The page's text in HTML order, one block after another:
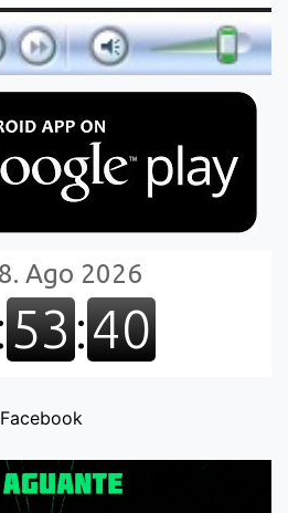
Facebook